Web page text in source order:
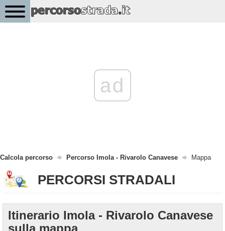
ad
Calcola percorso Percorso Imola - Rivarolo Canavese Mappa
PERCORSI STRADALI
Itinerario Imola - Rivarolo Canavese
sulla mappa